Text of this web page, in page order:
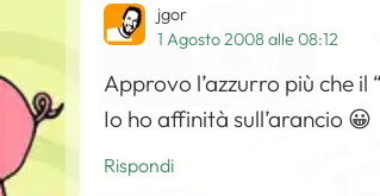
jgor
1 Agosto 2008 alle 08:12
Approvo l’azzurro più che il
Io ho affinità sull’arancio 😀
Rispondi